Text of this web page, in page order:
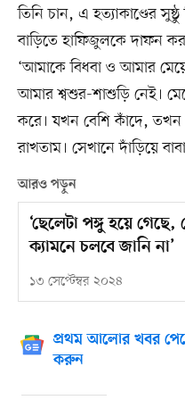
তিনি চান, এ হত্যাকাণ্ডের
বাড়িতে হাফিজুলকে দাফন
‘আমাকে বিধবা ও আমার
আমার শ্বশুর-শাশুড়ি নেই।
করে। যখন বেশি কাঁদে, তখন
রাখতাম। সেখানে দাঁড়িয়ে
আরও পড়ুন
‘ছেলেটা পঙ্গু হয়ে
ক্যামনে চলবে জানি না’
১৩ সেপ্টেম্বর ২০২৪
প্রথম আলোর খবর
করুন